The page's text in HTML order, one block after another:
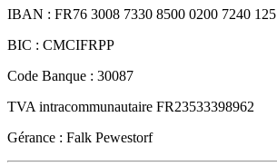
IBAN : FR76 3008 7330 8500 0200 7240 125
BIC : CMCIFRPP
Code Banque : 30087
TVA intracommunautaire FR23533398962
Gérance : Falk Pewestorf